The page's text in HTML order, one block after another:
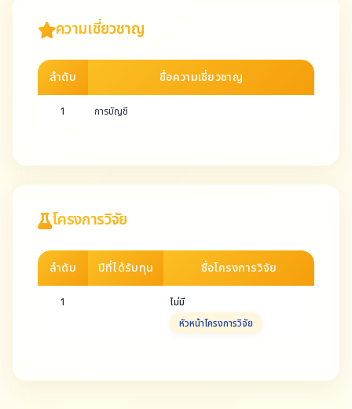
ความเชี่ยวชาญ
ลำดับ ชื่อความเชี่ยวชาญ
1 การบัญชี
โครงการวิจัย
ลำดับ ปีที่ได้รับทุน ชื่อโครงการวิจัย
1
ไม่มี
หัวหน้าโครงการวิจัย